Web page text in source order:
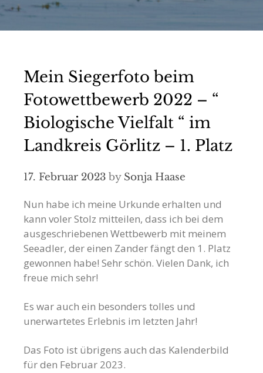
Mein Siegerfoto beim
Fotowettbewerb 2022 – “
Biologische Vielfalt “ im
Landkreis Görlitz – 1. Platz
17. Februar 2023 by Sonja Haase
Nun habe ich meine Urkunde erhalten und
kann voler Stolz mitteilen, dass ich bei dem
ausgeschriebenen Wettbewerb mit meinem
Seeadler, der einen Zander fängt den 1. Platz
gewonnen habe! Sehr schön. Vielen Dank, ich
freue mich sehr!
Es war auch ein besonders tolles und
unerwartetes Erlebnis im letzten Jahr!
Das Foto ist übrigens auch das Kalenderbild
für den Februar 2023.